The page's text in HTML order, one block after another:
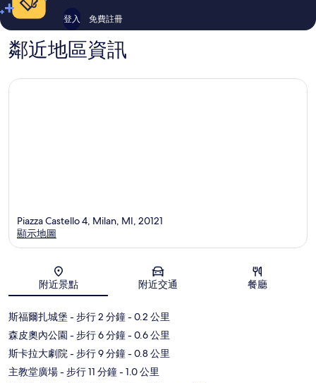
登入 免費註冊
鄰近地區資訊
地圖
Piazza Castello 4, Milan, MI, 20121
顯示地圖
附近景點 附近交通 餐廳
斯福爾扎城堡 - 步行 2 分鐘- 0.2 公里
森皮奧內公園 - 步行 6 分鐘- 0.6 公里
斯卡拉大劇院- 步行 9 分鐘- 0.8 公里
主教堂廣場- 步行 11 分鐘- 1.0 公里